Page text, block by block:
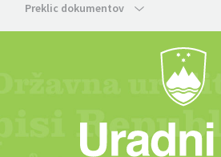
Preklic dokumentov